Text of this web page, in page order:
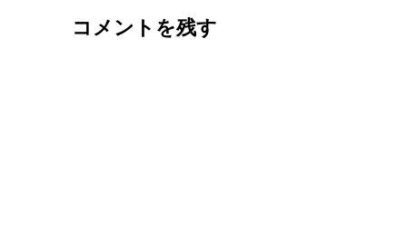
コメントを残す